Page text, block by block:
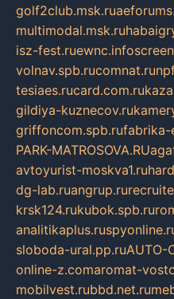
golf2club.msk.ru
multimodal.msk.ru
isz-fest.ruewnc.info
volnav.spb.rucomnat.ru
tesiaes.rucard.com.ru
gildiya-kuznecov.ru
griffoncom.spb.rufabrika-
PARK-MATROSOVA.RU
avtoyurist-moskva1.ru
dg-lab.ruangrup.ru
krsk124.rukubok.spb.ru
analitikaplus.ru
sloboda-ural.pp.ruAUTO-
online-z.comaromat-
mobilvest.rubbd.net.ru